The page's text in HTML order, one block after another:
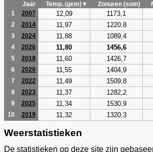
Jaar
Temp. (gem)▼ Zonuren (som)
1
2007 12,09 1173,1
2 2014 11,97 1220,8
3 2024 11,88 1089,4
4 2026 11,80 1456,6
5 2018 11,60 1426,7
6 2020 11,55 1404,9
7 2022 11,49 1509,8
8 2023 11,37 1282,2
9 2025 11,34 1530,9
10 2019 11,32 1320,3
Weerstatistieken
De statistieken op deze site zijn